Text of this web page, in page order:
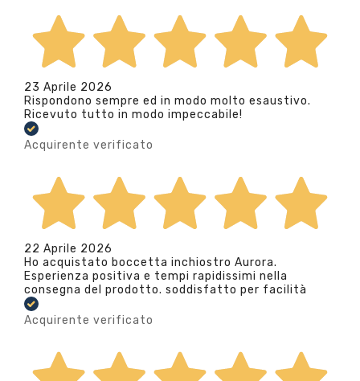
23 Aprile 2026
Rispondono sempre ed in modo molto esaustivo.
Ricevuto tutto in modo impeccabile!
Acquirente verificato
22 Aprile 2026
Ho acquistato boccetta inchiostro Aurora.
Esperienza positiva e tempi rapidissimi nella
consegna del prodotto. soddisfatto per facilità
Acquirente verificato